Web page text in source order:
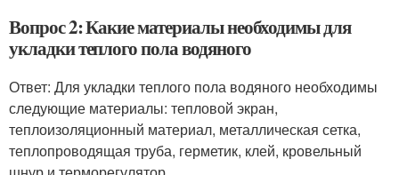
Вопрос 2: Какие материалы необходимы для
укладки теплого пола водяного
Ответ: Для укладки теплого пола водяного необходимы
следующие материалы: тепловой экран,
теплоизоляционный материал, металлическая сетка,
теплопроводящая труба, герметик, клей, кровельный